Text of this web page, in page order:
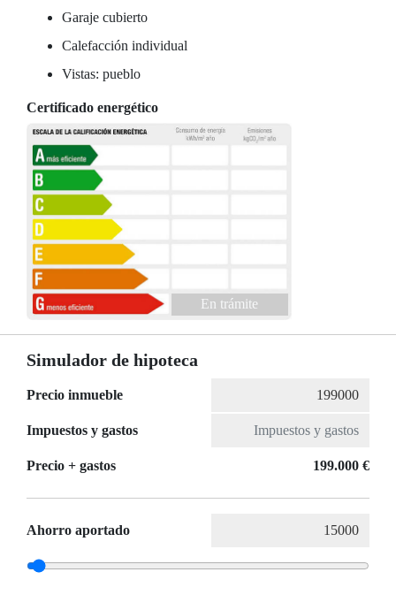
Garaje cubierto
Calefacción individual
Vistas: pueblo
Certificado energético
En trámite
Simulador de hipoteca
Precio inmueble
Impuestos y gastos
Precio + gastos 199.000 €
Ahorro aportado